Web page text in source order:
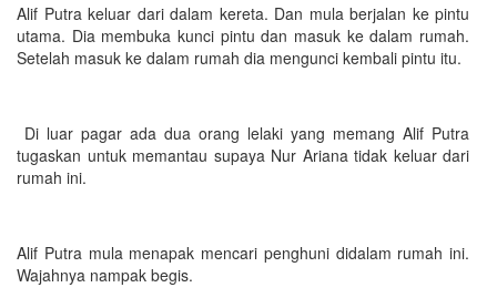
Alif Putra keluar dari dalam kereta. Dan mula berjalan ke pintu
utama. Dia membuka kunci pintu dan masuk ke dalam rumah.
Setelah masuk ke dalam rumah dia mengunci kembali pintu itu.
Di luar pagar ada dua orang lelaki yang memang Alif Putra
tugaskan untuk memantau supaya Nur Ariana tidak keluar dari
rumah ini.
Alif Putra mula menapak mencari penghuni didalam rumah ini.
Wajahnya nampak begis.